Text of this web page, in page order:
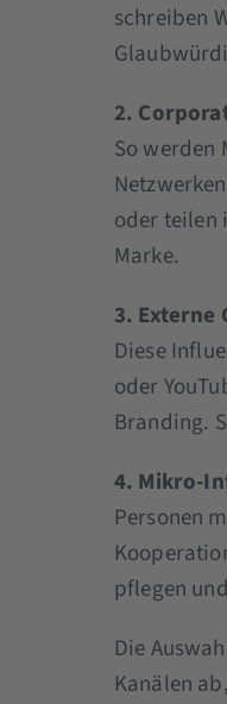
schreiben
2.
So werden
oder teilen
Marke.
3.
Diese
oder
Branding.
4. Mikro-
Personen
pflegen
Die
Kanälen